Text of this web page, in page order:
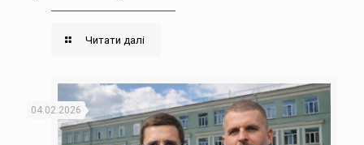
Читати далі
04.02.2026